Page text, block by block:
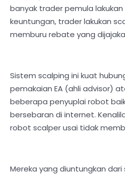
banyak trader pemula lakukan
keuntungan, trader lakukan
memburu rebate yang
Sistem scalping ini kuat
pemakaian EA (ahli advisor)
beberapa penyuplai robot
bersebaran di internet.
robot scalper usai tidak
Mereka yang diuntungkan